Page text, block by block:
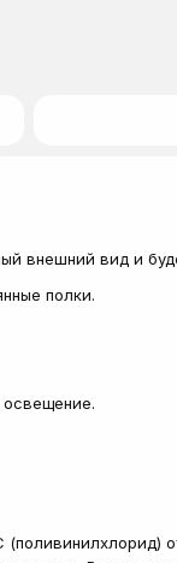
внешний вид и
полки.